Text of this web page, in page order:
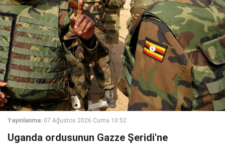
Yayınlanma: 07 Ağustos 2026 Cuma 10:52
Uganda ordusunun Gazze Şeridi'ne